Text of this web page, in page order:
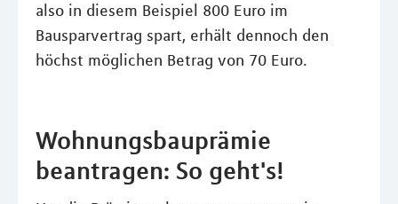
also in diesem Beispiel 800 Euro im
Bausparvertrag spart, erhält dennoch den
höchst möglichen Betrag von 70 Euro.
Wohnungsbauprämie
beantragen: So geht's!